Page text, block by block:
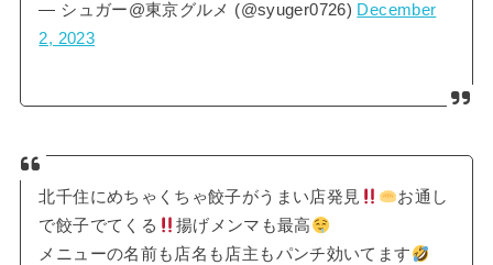
— シュガー@東京グルメ (@syuger0726) December
2, 2023
北千住にめちゃくちゃ餃子がうまい店発見
お通し
で餃子でてくる
揚げメンマも最高
メニューの名前も店名も店主もパンチ効いてます